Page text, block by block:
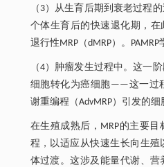
（3）从生育后期到衰老过程
个体生育后的快速退化期，在
退行性MRP（dMRP）。
（4）肿瘤发生过程中。这一
细胞转化为癌细胞——这一过
谢重编程（AdvMRP）引发的细
在生殖成熟后，MRP的主要
程，以适应从快速生长向生殖
体过渡。这涉及能量代谢、营